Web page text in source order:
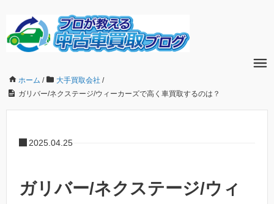
ホーム / 大手買取会社 /
ガリバー/ネクステージ/ウィーカーズで高く車買取するのは？
2025.04.25
ガリバー/ネクステージ/ウィ